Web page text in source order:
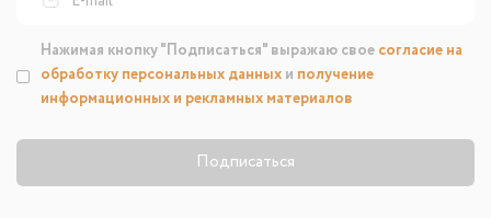
Подписаться
Нажимая кнопку "Подписаться" выражаю свое согласие на
обработку персональных данных и получение
информационных и рекламных материалов